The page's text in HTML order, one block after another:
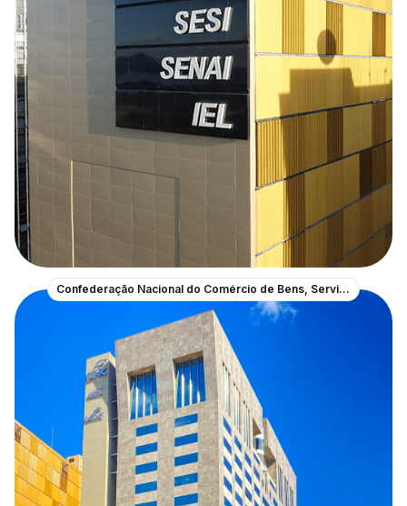
Confederação Nacional do Comércio de Bens, Serviços e Turismo